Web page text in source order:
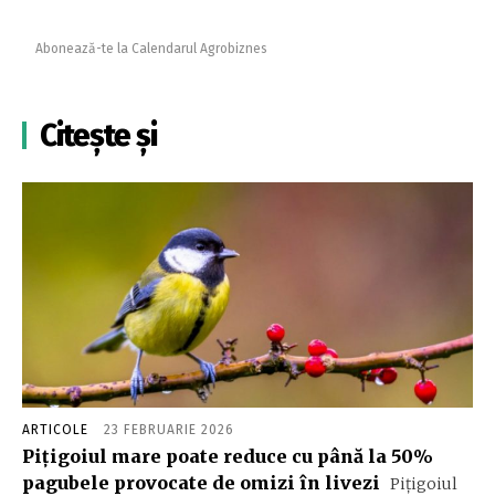
Abonează-te la Calendarul Agrobiznes
Citește și
ARTICOLE 23 FEBRUARIE 2026
Pițigoiul mare poate reduce cu până la 50%
pagubele provocate de omizi în livezi Pițigoiul